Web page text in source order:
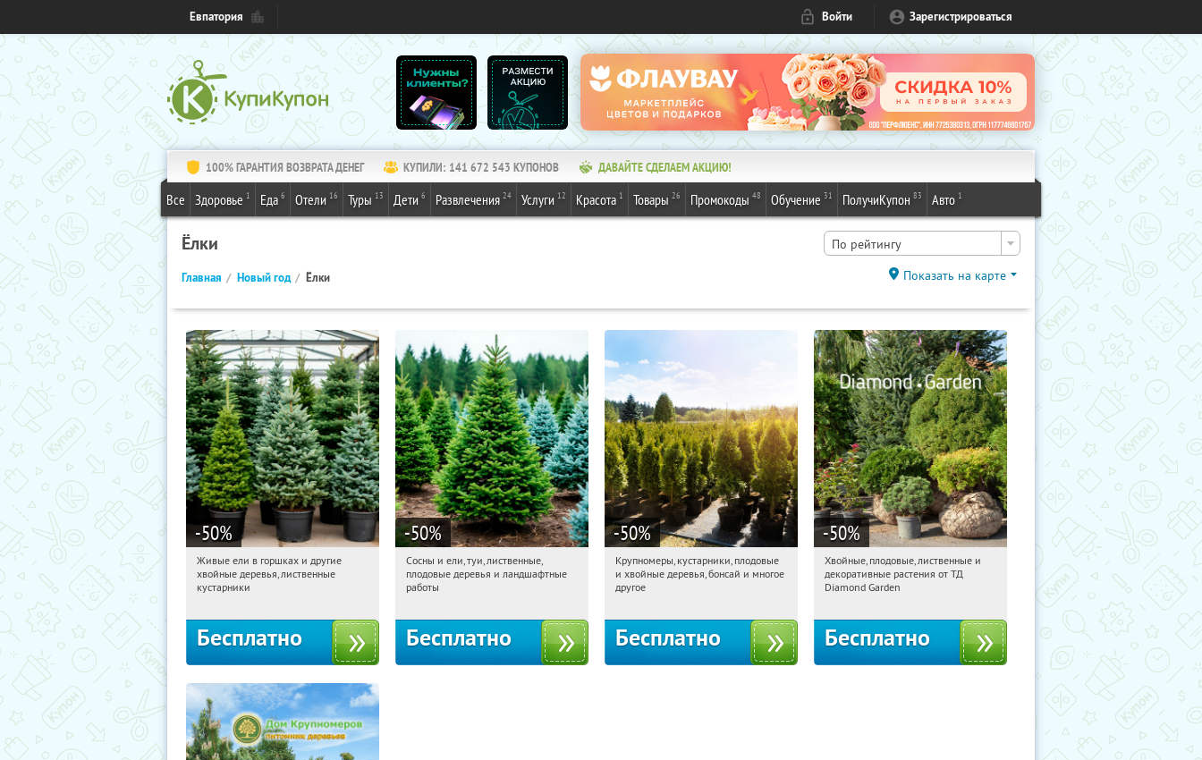
Евпатория Войти Зарегистрироваться
100% ГАРАНТИЯ ВОЗВРАТА ДЕНЕГ КУПИЛИ: 141 672 543 КУПОНОВ ДАВАЙТЕ СДЕЛАЕМ АКЦИЮ!
Все Здоровье 1 Еда 6 Отели 16 Туры 13 Дети 6 Развлечения 24 Услуги 12 Красота 1 Товары 26 Промокоды 48 Обучение 31 ПолучиКупон 83 Авто 1
Ёлки По рейтингу
Главная Новый год Ёлки Показать на карте
-50%
08:31:51 Получили:
Московская обл., г. Химки,
Живые ели в горшках и другие
хвойные деревья, лиственные
кустарники
Бесплатно
-50%
08:31:51 Получили:
Московская обл., г. Химки,
Сосны и ели, туи, лиственные,
плодовые деревья и ландшафтные
работы
Бесплатно
-50%
08:31:51 Получили:28
Москва, Рябиновая улица, 17
Крупномеры, кустарники, плодовые
и хвойные деревья, бонсай и многое
другое
Бесплатно
-50%
08:31:51 Получили:
Выставочная
Хвойные, плодовые, лиственные и
декоративные растения от ТД
Diamond Garden
Бесплатно